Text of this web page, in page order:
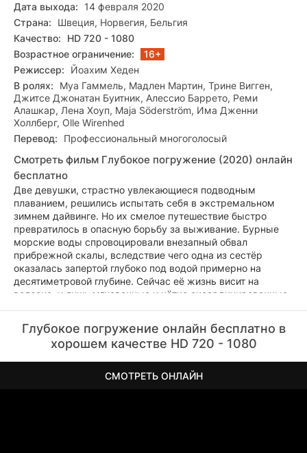
Дата выхода:
14 февраля 2020
Страна:
Швеция, Норвегия, Бельгия
Качество:
HD 720 - 1080
Возрастное ограничение:
16+
Режиссер:
Йоахим Хеден
В ролях:
Муа Гаммель, Мадлен Мартин, Трине Вигген,
Джитсе Джонатан Буитник, Алессио Баррето, Реми
Алашкар, Лена Хоуп, Maja Söderström, Има Дженни
Холлберг, Olle Wirenhed
Перевод:
Профессиональный многоголосый
Смотреть фильм Глубокое погружение (2020) онлайн
бесплатно
Две девушки, страстно увлекающиеся подводным
плаванием, решились испытать себя в экстремальном
зимнем дайвинге. Но их смелое путешествие быстро
превратилось в опасную борьбу за выживание. Бурные
морские воды спровоцировали внезапный обвал
прибрежной скалы, вследствие чего одна из сестёр
оказалась запертой глубоко под водой примерно на
десятиметровой глубине. Сейчас её жизнь висит на
волоске, и лишь мгновенные и чётко скоординированные
Глубокое погружение онлайн бесплатно в
хорошем качестве HD 720 - 1080
СМОТРЕТЬ ОНЛАЙН